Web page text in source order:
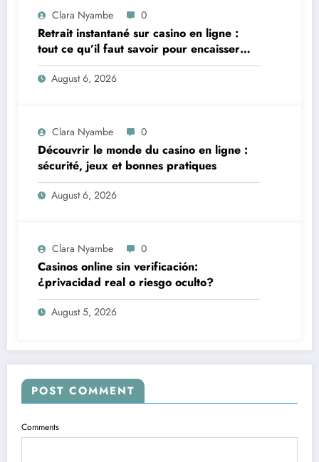
Clara Nyambe 0
Retrait instantané sur casino en ligne :
tout ce qu’il faut savoir pour encaisser
vite et sereinement
August 6, 2026
Clara Nyambe 0
Découvrir le monde du casino en ligne :
sécurité, jeux et bonnes pratiques
August 6, 2026
Clara Nyambe 0
Casinos online sin verificación:
¿privacidad real o riesgo oculto?
August 5, 2026
POST COMMENT
Comments